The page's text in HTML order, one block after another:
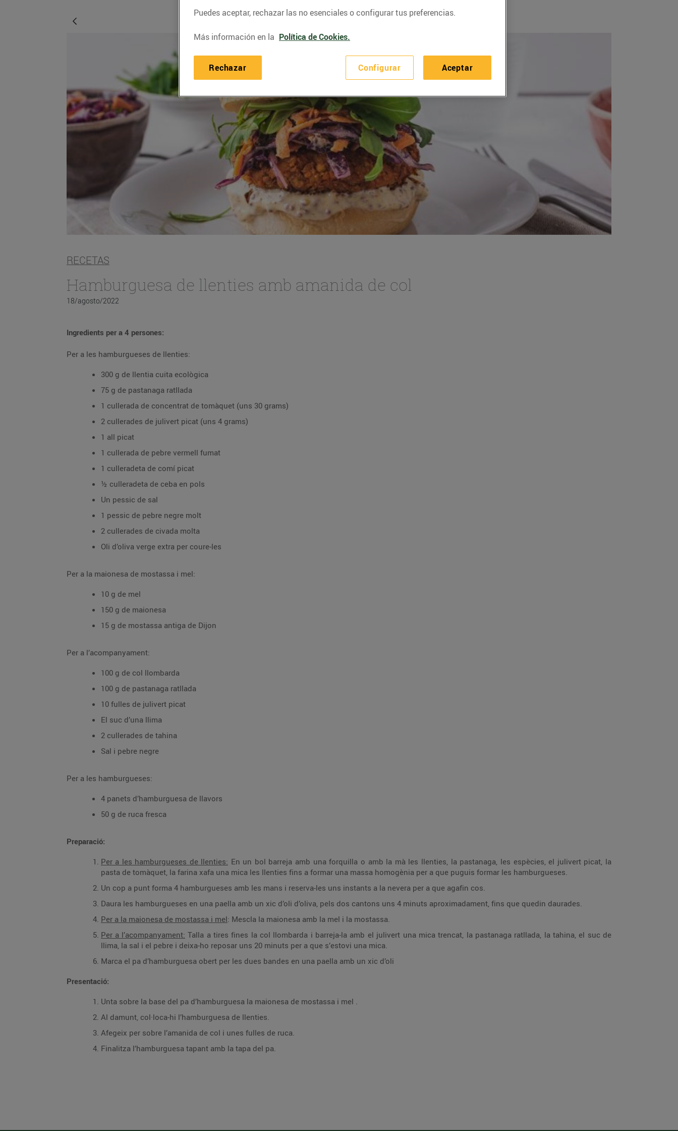
RECETAS
Hamburguesa de llenties amb amanida de col
18/agosto/2022
Ingredients per a 4 persones:
Per a les hamburgueses de llenties:
300 g de llentia cuita ecològica
75 g de pastanaga ratllada
1 cullerada de concentrat de tomàquet (uns 30 grams)
2 cullerades de julivert picat (uns 4 grams)
1 all picat
1 cullerada de pebre vermell fumat
1 culleradeta de comí picat
½ culleradeta de ceba en pols
Un pessic de sal
1 pessic de pebre negre molt
2 cullerades de civada molta
Oli d’oliva verge extra per coure-les
Per a la maionesa de mostassa i mel:
10 g de mel
150 g de maionesa
15 g de mostassa antiga de Dijon
Per a l’acompanyament:
100 g de col llombarda
100 g de pastanaga ratllada
10 fulles de julivert picat
El suc d’una llima
2 cullerades de tahina
Sal i pebre negre
Per a les hamburgueses:
4 panets d’hamburguesa de llavors
50 g de ruca fresca
Preparació:
Per a les hamburgueses de llenties: En un bol barreja amb una forquilla o amb la mà les llenties, la pastanaga, les espècies, el julivert picat, la
pasta de tomàquet, la farina xafa una mica les llenties fins a formar una massa homogènia per a que puguis formar les hamburgueses.
Un cop a punt forma 4 hamburgueses amb les mans i reserva-les uns instants a la nevera per a que agafin cos.
Daura les hamburgueses en una paella amb un xic d’oli d’oliva, pels dos cantons uns 4 minuts aproximadament, fins que quedin daurades.
Per a la maionesa de mostassa i mel: Mescla la maionesa amb la mel i la mostassa.
Per a l’acompanyament: Talla a tires fines la col llombarda i barreja-la amb el julivert una mica trencat, la pastanaga ratllada, la tahina, el suc de
llima, la sal i el pebre i deixa-ho reposar uns 20 minuts per a que s’estovi una mica.
Marca el pa d’hamburguesa obert per les dues bandes en una paella amb un xic d’oli
Presentació:
Unta sobre la base del pa d’hamburguesa la maionesa de mostassa i mel .
Al damunt, col·loca-hi l’hamburguesa de llenties.
Afegeix per sobre l’amanida de col i unes fulles de ruca.
Finalitza l’hamburguesa tapant amb la tapa del pa.
Puedes aceptar, rechazar las no esenciales o configurar tus preferencias.
Más información en la Política de Cookies.
Configurar
Rechazar Aceptar